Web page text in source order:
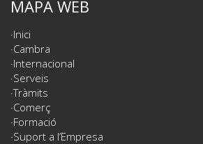
MAPA WEB
Inici
Cambra
Internacional
Serveis
Tràmits
Comerç
Formació
Suport a l’Empresa